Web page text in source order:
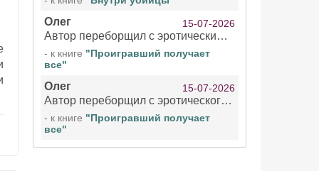
Олег 15-07-2026
Автор переборщил с эротическими сценами. Похоже, с этим у него проблемы.
- к книге "Проигравший получает
все"
Олег 15-07-2026
Автор переборщил с эротического сценами. Похоже, с этим у него проблемы.
- к книге "Проигравший получает
все"